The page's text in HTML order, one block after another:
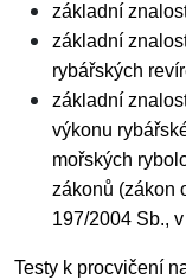
základní
základní
rybářských
základní
výkonu
mořských
zákonů (zákon
197/2004 Sb.,
Testy k procvičení